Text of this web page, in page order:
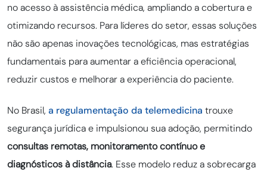
no acesso à assistência médica, ampliando a cobertura e
otimizando recursos. Para líderes do setor, essas soluções
não são apenas inovações tecnológicas, mas estratégias
fundamentais para aumentar a eficiência operacional,
reduzir custos e melhorar a experiência do paciente.
No Brasil, a regulamentação da telemedicina trouxe
segurança jurídica e impulsionou sua adoção, permitindo
consultas remotas, monitoramento contínuo e
diagnósticos à distância. Esse modelo reduz a sobrecarga